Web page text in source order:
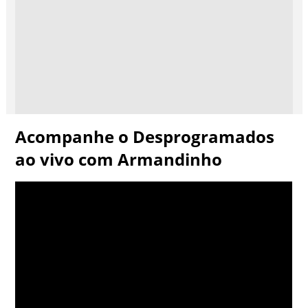
Acompanhe o Desprogramados
ao vivo com Armandinho